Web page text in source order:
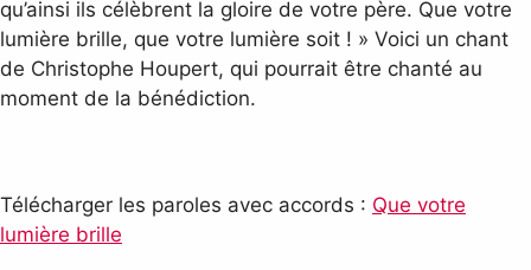
qu’ainsi ils célèbrent la gloire de votre père. Que votre
lumière brille, que votre lumière soit ! » Voici un chant
de Christophe Houpert, qui pourrait être chanté au
moment de la bénédiction.
Télécharger les paroles avec accords : Que votre
lumière brille